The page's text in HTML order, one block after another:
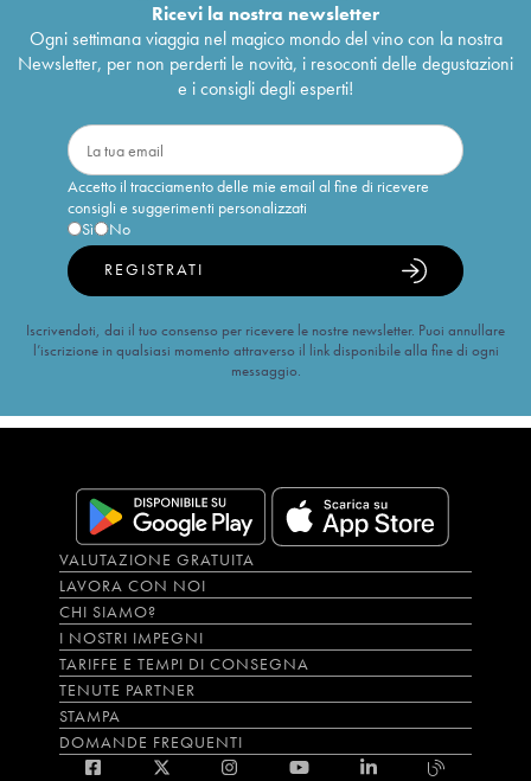
Ricevi la nostra newsletter
Ogni settimana viaggia nel magico mondo del vino con la nostra
Newsletter, per non perderti le novità, i resoconti delle degustazioni
e i consigli degli esperti!
Accetto il tracciamento delle mie email al fine di ricevere
consigli e suggerimenti personalizzati
Sì
No
REGISTRATI
Iscrivendoti, dai il tuo consenso per ricevere le nostre newsletter. Puoi annullare
l’iscrizione in qualsiasi momento attraverso il link disponibile alla fine di ogni
messaggio.
VALUTAZIONE GRATUITA
LAVORA CON NOI
CHI SIAMO?
I NOSTRI IMPEGNI
TARIFFE E TEMPI DI CONSEGNA
TENUTE PARTNER
STAMPA
DOMANDE FREQUENTI